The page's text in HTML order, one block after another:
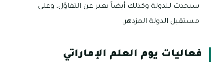
سيحدث للدولة وكذلك أيضاً يعبر عن التفاؤل، وعلى
مستقبل الدولة المزدهر.
فعاليات يوم العلم الإماراتي